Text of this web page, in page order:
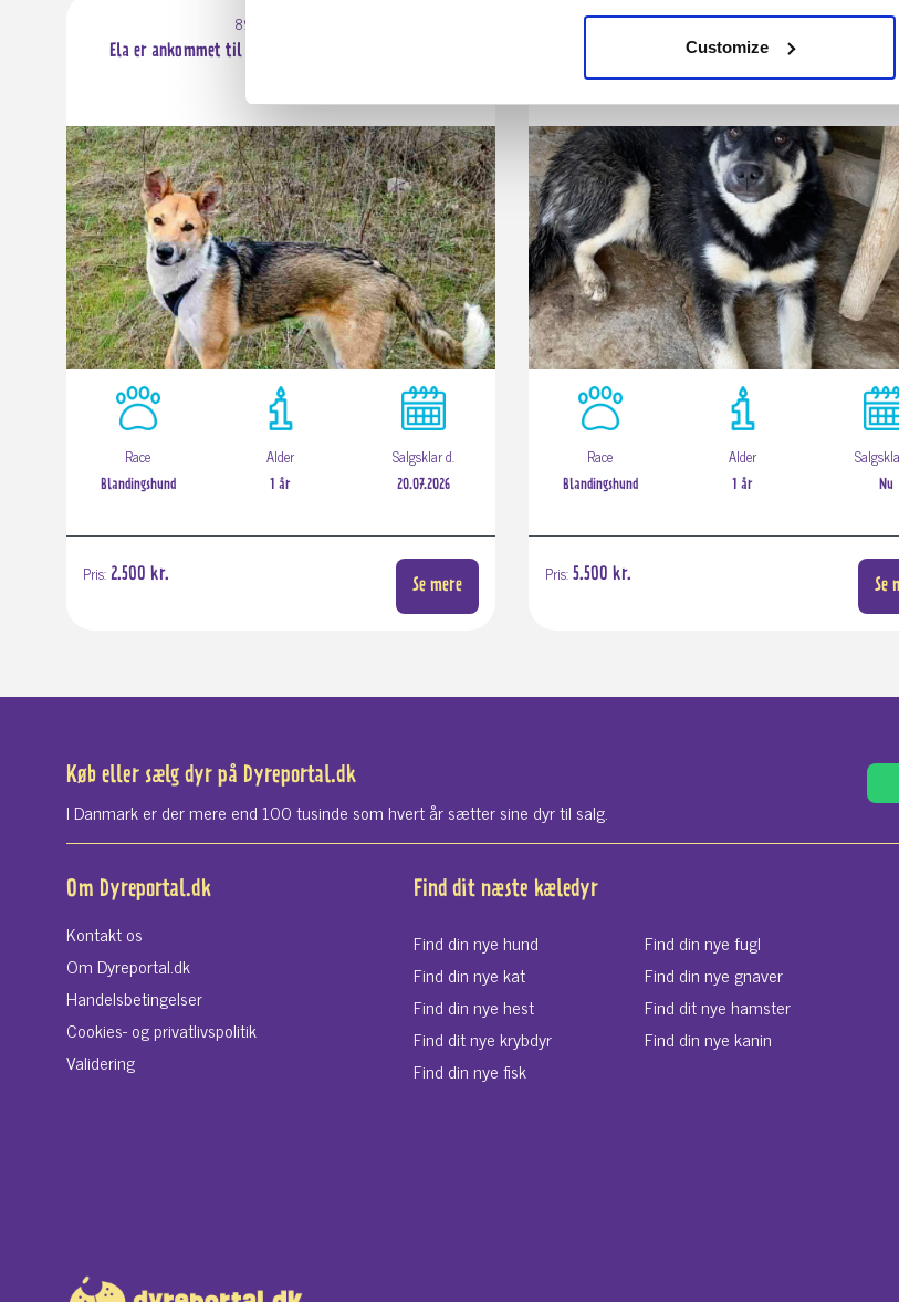
Customize
8940 Randers SV
Ela er ankommet til Danmark, men mangler sit eget
Race
Blandingshund
Alder
1 år
Salgsklar d.
20.07.2026
Pris: 2.500 kr.
Se mere
6000 Kolding
Skønneste Zigga søger sit helt eget hjem
Race
Blandingshund
Alder
1 år Nu
Pris: 5.500 kr.
Se
Køb eller sælg dyr på Dyreportal.dk
I Danmark er der mere end 100 tusinde som hvert år sætter sine dyr til salg.
Om Dyreportal.dk
Kontakt os
Om Dyreportal.dk
Handelsbetingelser
Cookies- og privatlivspolitik
Validering
Find dit næste kæledyr
Find din nye hund
Find din nye kat
Find din nye hest
Find dit nye krybdyr
Find din nye fisk
Find din nye fugl
Find din nye gnaver
Find dit nye hamster
Find din nye kanin